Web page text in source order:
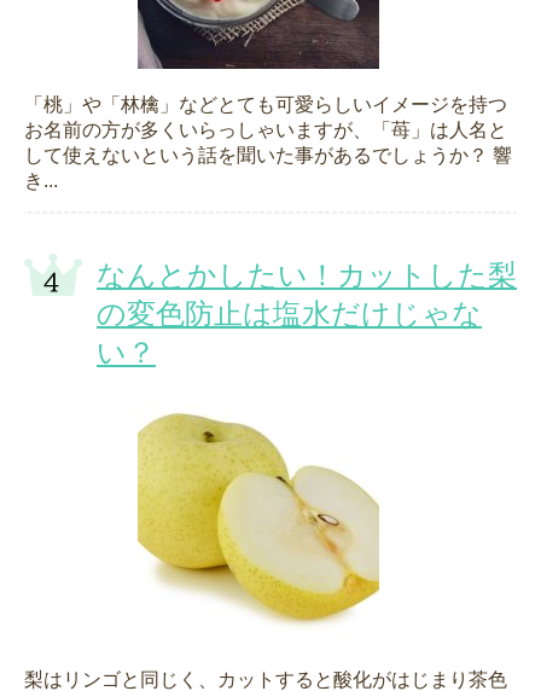
「桃」や「林檎」などとても可愛らしいイメージを持つ
お名前の方が多くいらっしゃいますが、「苺」は人名と
して使えないという話を聞いた事があるでしょうか？ 響
き...
なんとかしたい！カットした梨
の変色防止は塩水だけじゃな
い？
梨はリンゴと同じく、カットすると酸化がはじまり茶色